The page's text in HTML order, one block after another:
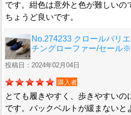
です。紺色は意外と色が難しいの
ちょうど良いです。
No.274233 クロールバリ
チングローファー/セール
投稿日：2024年02月04日
購入者
とても履きやすく、歩きやすいの
です。バックベルトが緩まないと